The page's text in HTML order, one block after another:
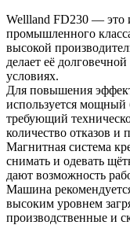
Wellland FD230 — это
промышленного
высокой
делает её
условиях.
Для повышения
используется мощный
требующий
количество отказов и
Магнитная система
снимать и одевать
дают возможность
Машина
высоким уровнем
производственные и